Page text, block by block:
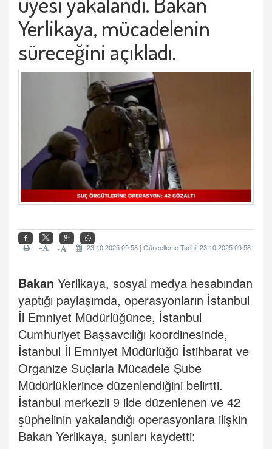
Yerlikaya, mücadelenin
süreceğini açıkladı.
23.10.2025 09:58 | Güncelleme Tarihi: 23.10.2025 09:58
-
+
Bakan Yerlikaya, sosyal medya hesabından
yaptığı paylaşımda, operasyonların İstanbul
İl Emniyet Müdürlüğünce, İstanbul
Cumhuriyet Başsavcılığı koordinesinde,
İstanbul İl Emniyet Müdürlüğü İstihbarat ve
Organize Suçlarla Mücadele Şube
Müdürlüklerince düzenlendiğini belirtti.
İstanbul merkezli 9 ilde düzenlenen ve 42
şüphelinin yakalandığı operasyonlara ilişkin
Bakan Yerlikaya, şunları kaydetti: